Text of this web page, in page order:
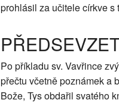
prohlásil za učitele církve
Po příkladu sv. Vavřince
přečtu včetně poznámek a
Bože, Tys obdařil svatého